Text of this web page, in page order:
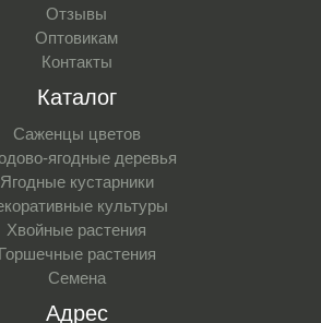
Отзывы
Оптовикам
Контакты
Каталог
Саженцы цветов
ягодные деревья
Ягодные кустарники
культуры
Хвойные растения
Горшечные растения
Семена
Адрес